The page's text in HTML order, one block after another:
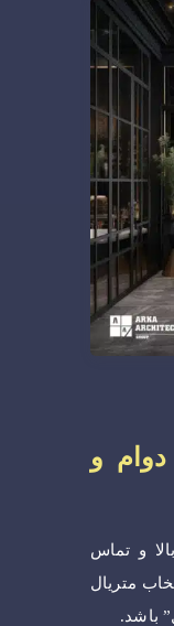
دوام و
و تماس
متریال
باشد.